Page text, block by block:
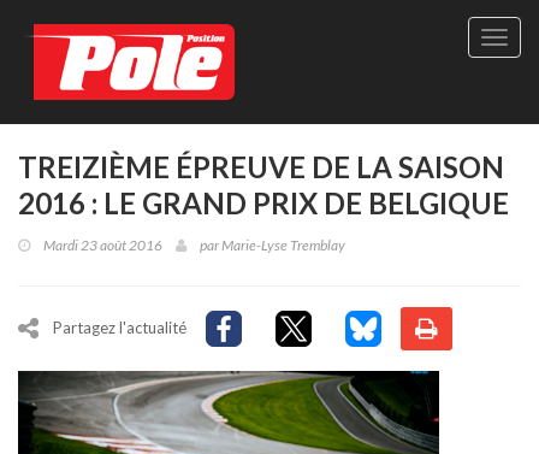
Site
-
Le
TREIZIÈME ÉPREUVE DE LA SAISON
2016 : LE GRAND PRIX DE BELGIQUE
Mardi 23 août 2016 parMarie-Lyse Tremblay
Partagez l'actualité